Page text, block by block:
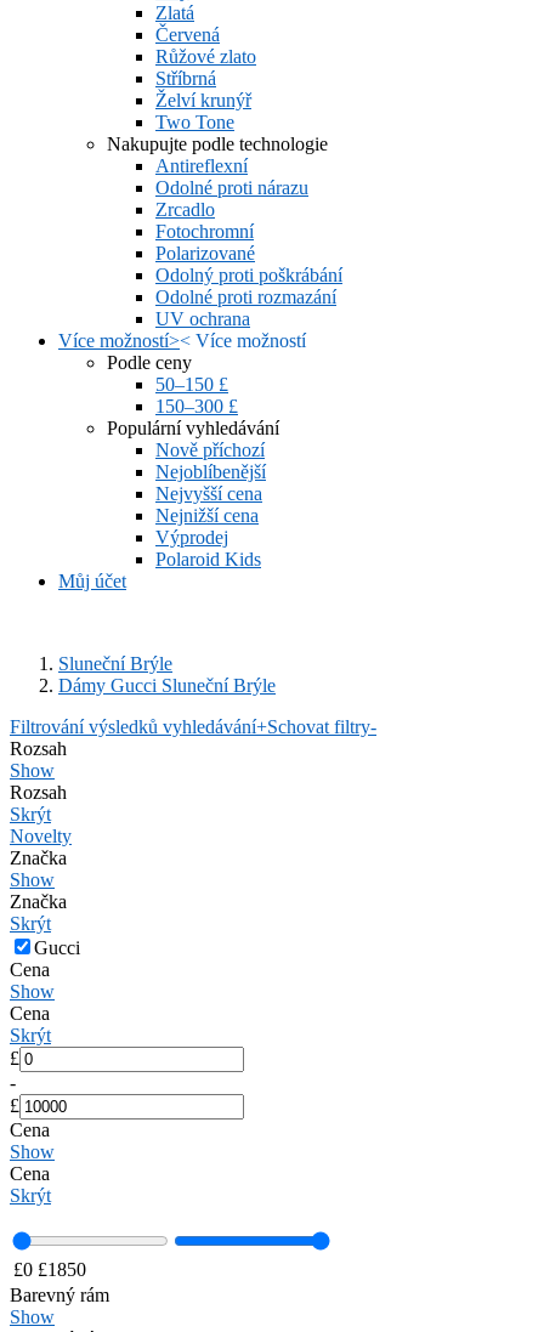
Zlatá
Červená
Růžové zlato
Stříbrná
Želví krunýř
Two Tone
Nakupujte podle technologie
Antireflexní
Odolné proti nárazu
Zrcadlo
Fotochromní
Polarizované
Odolný proti poškrábání
Odolné proti rozmazání
UV ochrana
Více možností>< Více možností
Podle ceny
50–150 £
150–300 £
Populární vyhledávání
Nově příchozí
Nejoblíbenější
Nejvyšší cena
Nejnižší cena
Výprodej
Polaroid Kids
Můj účet
Sluneční Brýle
Dámy Gucci Sluneční Brýle
Filtrování výsledků vyhledávání+Schovat filtry-
Rozsah
Show
Rozsah
Skrýt
Novelty
Značka
Show
Značka
Skrýt
Gucci
Cena
Show
Cena
Skrýt
£
-
£
Cena
Show
Cena
Skrýt
£0 £1850
Barevný rám
Show